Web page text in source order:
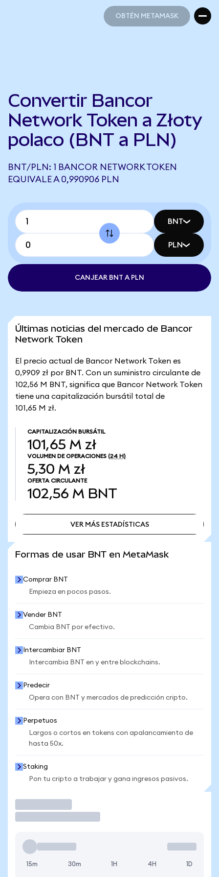
OBTÉN METAMASK
Convertir Bancor
Network Token a Złoty
polaco (BNT a PLN)
BNT/PLN: 1 BANCOR NETWORK TOKEN
EQUIVALE A 0,990906 PLN
BNT
PLN
CANJEAR BNT A PLN
Últimas noticias del mercado de Bancor
Network Token
El precio actual de Bancor Network Token es
0,9909 zł por BNT. Con un suministro circulante de
102,56 M BNT, significa que Bancor Network Token
tiene una capitalización bursátil total de
101,65 M zł.
CAPITALIZACIÓN BURSÁTIL
101,65 M zł
VOLUMEN DE OPERACIONES (24 H)
5,30 M zł
OFERTA CIRCULANTE
102,56 M BNT
VER MÁS ESTADÍSTICAS
Formas de usar BNT en MetaMask
Comprar BNT
Empieza en pocos pasos.
Vender BNT
Cambia BNT por efectivo.
Intercambiar BNT
Intercambia BNT en y entre blockchains.
Predecir
Opera con BNT y mercados de predicción cripto.
Perpetuos
Largos o cortos en tokens con apalancamiento de
hasta 50x.
Staking
Pon tu cripto a trabajar y gana ingresos pasivos.
15m 30m 1H 4H 1D